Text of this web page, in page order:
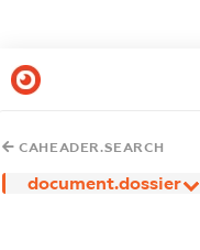
CAHEADER.SEARCH
document.dossier